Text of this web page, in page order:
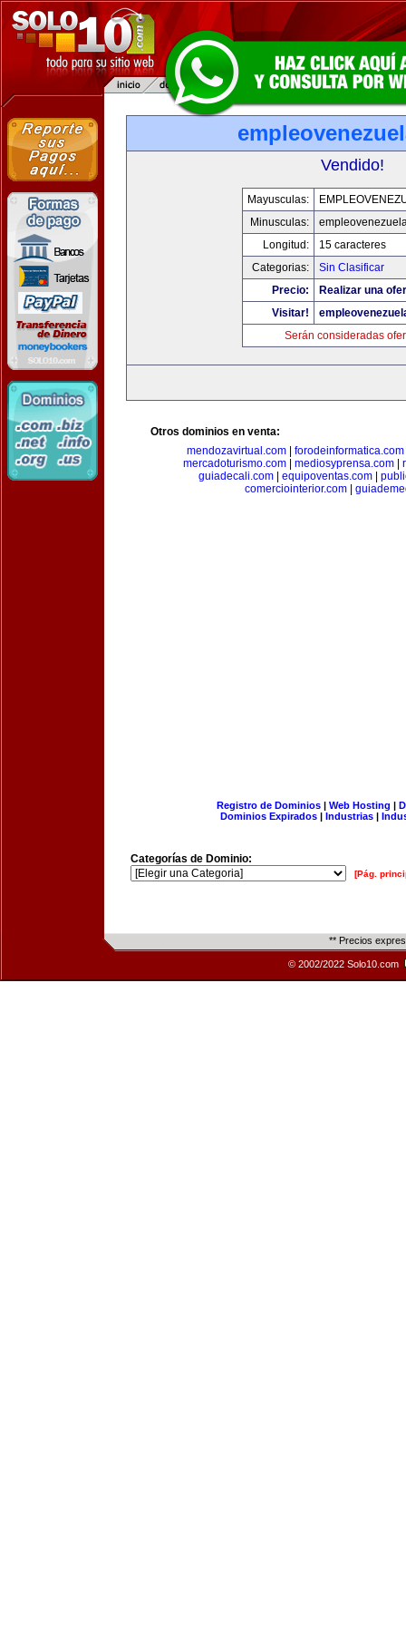
Vendido!
Mayusculas:
Minusculas:
Longitud:
15 caracteres
Categorias:
Sin Clasificar
Precio:
Realizar una
Visitar!
Serán consideradas
Otros dominios en venta:
mendozavirtual.com
forodeinformatica.com
mercadoturismo.com
mediosyprensa.com
guiadecali.com| equipoventas.com|
comerciointerior.com|
Registro de Dominios| Web Hosting |
Dominios Expirados | Industrias |
Categorías de Dominio:
[Pág.
** Precios
© 2002/2022 Solo10.com